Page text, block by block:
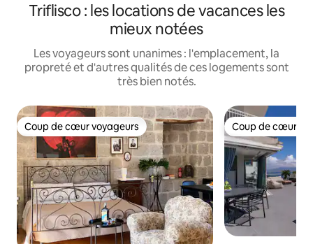
Triflisco : les locations de vacances les
mieux notées
Les voyageurs sont unanimes : l'emplacement, la
propreté et d'autres qualités de ces logements sont
très bien notés.
Coup de cœur voyageurs
Coup de cœur voyageurs Coup de cœur
Coup de cœur